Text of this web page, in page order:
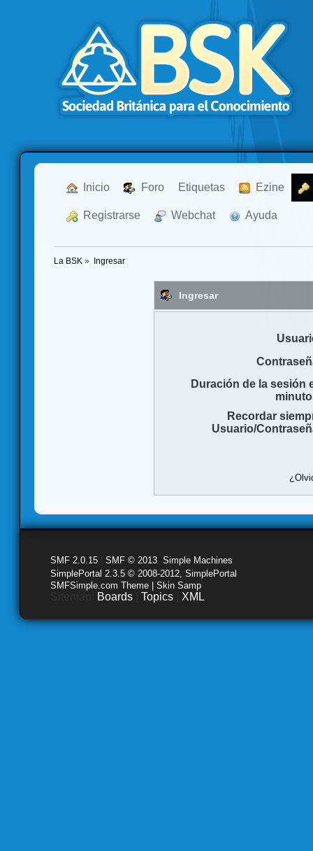
Inicio Foro Etiquetas Ezine
Registrarse Webchat Ayuda
La BSK » Ingresar
Ingresar
Duración de la sesión
Recordar
Usuario/
SMF 2.0.15 SMF © 2013 Simple Machines
SimplePortal 2.3.5 © 2008-2012, SimplePortal
SMFSimple.com Theme | Skin Samp
Boards Topics XML